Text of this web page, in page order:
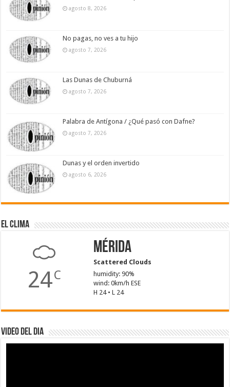
agosto 8, 2026
No pagas, no ves a tu hijo
agosto 7, 2026
Las Dunas de Chuburná
agosto 7, 2026
Palabra de Antígona / ¿Qué pasó con Dafne?
agosto 7, 2026
Dunas y el orden invertido
agosto 6, 2026
El Clima
24C
Mérida
Scattered Clouds
humidity: 90%
wind: 0km/h ESE
H 24 • L 24
Video del dia